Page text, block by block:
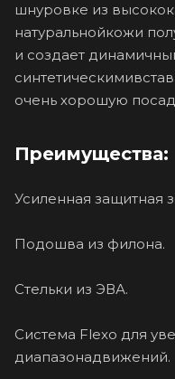
шнуровке из
натуральнойкожи
и создает
очень хорошую
Преимущества:
Усиленная защитная
Подошва из филона.
Стельки из ЭВА.
Система Flexo для
диапазонадвижений.